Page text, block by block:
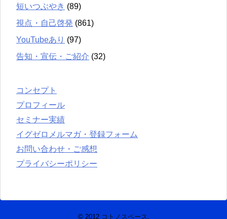
短いつぶやき (89)
視点・自己啓発 (861)
YouTubeあり (97)
告知・宣伝・ご紹介 (32)
コンセプト
プロフィール
セミナー実績
イグゼロメルマガ・登録フォーム
お問い合わせ・ご感想
プライバシーポリシー
© 2012 コトノスペース.